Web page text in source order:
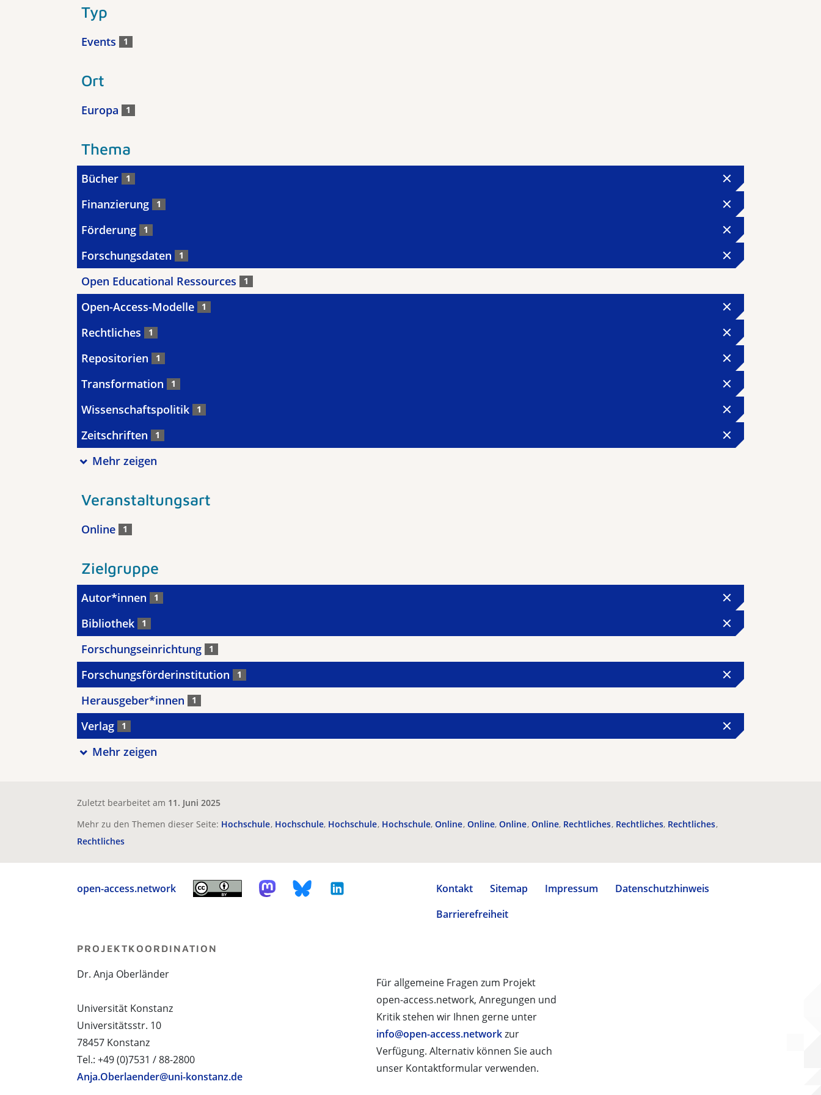
Typ
Events 1
Ort
Europa 1
Thema
Bücher 1
Finanzierung 1
Förderung 1
Forschungsdaten 1
Open Educational Ressources 1
Open-Access-Modelle 1
Rechtliches 1
Repositorien 1
Transformation 1
Wissenschaftspolitik 1
Zeitschriften 1
Mehr zeigen
Veranstaltungsart
Online 1
Zielgruppe
Autor*innen 1
Bibliothek 1
Forschungseinrichtung 1
Forschungsförderinstitution 1
Herausgeber*innen 1
Verlag 1
Mehr zeigen
Zuletzt bearbeitet am 11. Juni 2025
Mehr zu den Themen dieser Seite: Hochschule Hochschule Hochschule Hochschule Online Online Online Online Rechtliches Rechtliches Rechtliches
Rechtliches
open-access.network Kontakt Sitemap Impressum
Datenschutzhinweis
Barrierefreiheit
Für allgemeine Fragen zum Projekt
open-access.network, Anregungen und
Kritik stehen wir Ihnen gerne unter
info@open-access.networkzur
Verfügung. Alternativ können Sie auch
unser Kontaktformular verwenden.
PROJEKTKOORDINATION
Dr. Anja Oberländer
Universität Konstanz
Universitätsstr. 10
78457 Konstanz
Tel.: +49 (0)7531 / 88-2800
Anja.Oberlaender@uni-konstanz.de